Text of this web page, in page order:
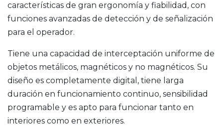
características de gran ergonomía y fiabilidad, con
funciones avanzadas de detección y de señalización
para el operador.
Tiene una capacidad de interceptación uniforme de
objetos metálicos, magnéticos y no magnéticos. Su
diseño es completamente digital, tiene larga
duración en funcionamiento continuo, sensibilidad
programable y es apto para funcionar tanto en
interiores como en exteriores.